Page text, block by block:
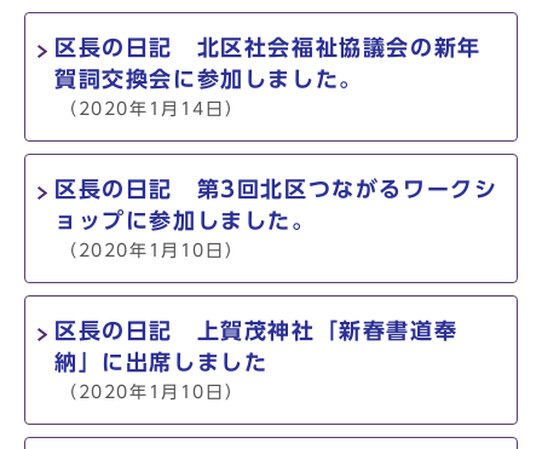
区長の日記 北区社会福祉協議会の新年
賀詞交換会に参加しました。
（2020年1月14日）
区長の日記 第3回北区つながるワークシ
ョップに参加しました。
（2020年1月10日）
区長の日記 上賀茂神社「新春書道奉
納」に出席しました
（2020年1月10日）